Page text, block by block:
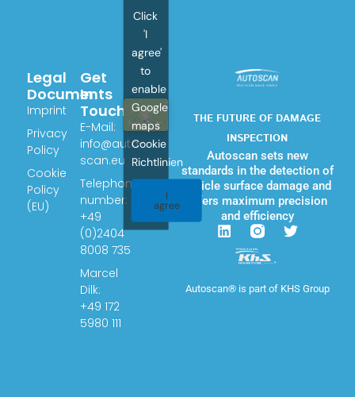
THE FUTURE OF DAMAGE
INSPECTION
Autoscan sets new
standards in the detection of
vehicle surface damage and
offers maximum precision
and efficiency
L
e
T
t
Autoscan® is part of KHS Group
Legal
Documents
Imprint
Privacy
Policy
Cookie
Policy
(EU)
Get
In
Touch
E-Mail:
info@auto-
scan.eu
Telephone
number:
+49
(0)2404
8008 735
Marcel
Dilk:
+49 172
5980 111
Click
'I
agree'
to
enable
Google
maps
Cookie
Richtlinien
I
agree